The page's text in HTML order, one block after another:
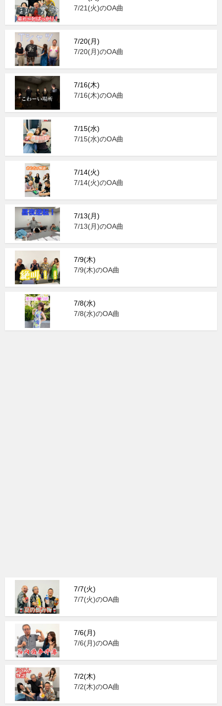
7/21(火)のOA曲
7/20(月)
7/20(月)のOA曲
7/16(木)
7/16(木)のOA曲
7/15(水)
7/15(水)のOA曲
7/14(火)
7/14(火)のOA曲
7/13(月)
7/13(月)のOA曲
7/9(木)
7/9(木)のOA曲
7/8(水)
7/8(水)のOA曲
7/7(火)
7/7(火)のOA曲
7/6(月)
7/6(月)のOA曲
7/2(木)
7/2(木)のOA曲